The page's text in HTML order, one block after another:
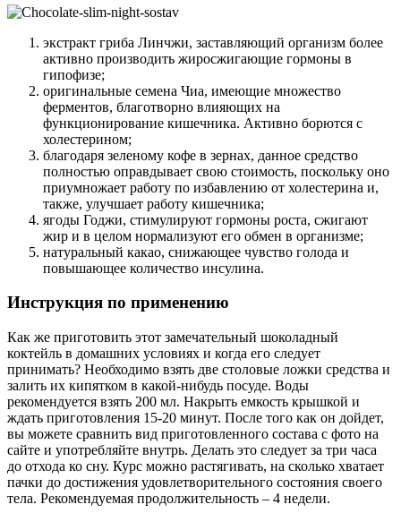
экстракт гриба Линчжи, заставляющий организм более
активно производить жиросжигающие гормоны в
гипофизе;
оригинальные семена Чиа, имеющие множество
ферментов, благотворно влияющих на
функционирование кишечника. Активно борются с
холестерином;
благодаря зеленому кофе в зернах, данное средство
полностью оправдывает свою стоимость, поскольку оно
приумножает работу по избавлению от холестерина и,
также, улучшает работу кишечника;
ягоды Годжи, стимулируют гормоны роста, сжигают
жир и в целом нормализуют его обмен в организме;
натуральный какао, снижающее чувство голода и
повышающее количество инсулина.
Инструкция по применению
Как же приготовить этот замечательный шоколадный
коктейль в домашних условиях и когда его следует
принимать? Необходимо взять две столовые ложки средства и
залить их кипятком в какой-нибудь посуде. Воды
рекомендуется взять 200 мл. Накрыть емкость крышкой и
ждать приготовления 15-20 минут. После того как он дойдет,
вы можете сравнить вид приготовленного состава с фото на
сайте и употребляйте внутрь. Делать это следует за три часа
до отхода ко сну. Курс можно растягивать, на сколько хватает
пачки до достижения удовлетворительного состояния своего
тела. Рекомендуемая продолжительность – 4 недели.